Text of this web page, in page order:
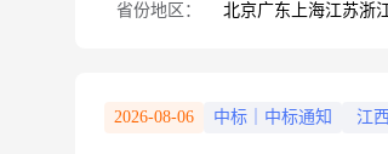
省份地区： 北京广东 上海江苏浙
2026-08-06 中标｜中标通知 江